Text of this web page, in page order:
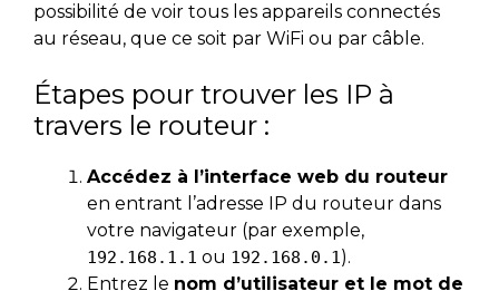
possibilité de voir tous les appareils connectés
au réseau, que ce soit par WiFi ou par câble.
Étapes pour trouver les IP à
travers le routeur :
Accédez à l’interface web du routeur
en entrant l’adresse IP du routeur dans
votre navigateur (par exemple,
192.168.1.1 ou 192.168.0.1).
Entrez le nom d’utilisateur et le mot de